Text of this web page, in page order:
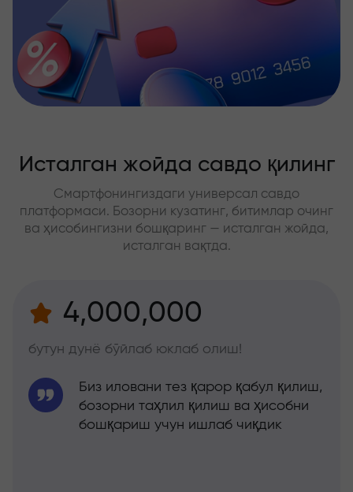
Исталган жойда савдо қилинг
Смартфонингиздаги универсал савдо
платформаси. Бозорни кузатинг, битимлар очинг
ва ҳисобингизни бошқаринг — исталган жойда,
исталган вақтда.
4,000,000
бутун дунё бўйлаб юклаб олиш!
Биз иловани тез қарор қабул қилиш,
бозорни таҳлил қилиш ва ҳисобни
бошқариш учун ишлаб чиқдик